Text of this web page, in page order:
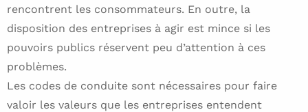
rencontrent les consommateurs. En outre, la
disposition des entreprises à agir est mince si les
pouvoirs publics réservent peu d’attention à ces
problèmes.
Les codes de conduite sont nécessaires pour faire
valoir les valeurs que les entreprises entendent